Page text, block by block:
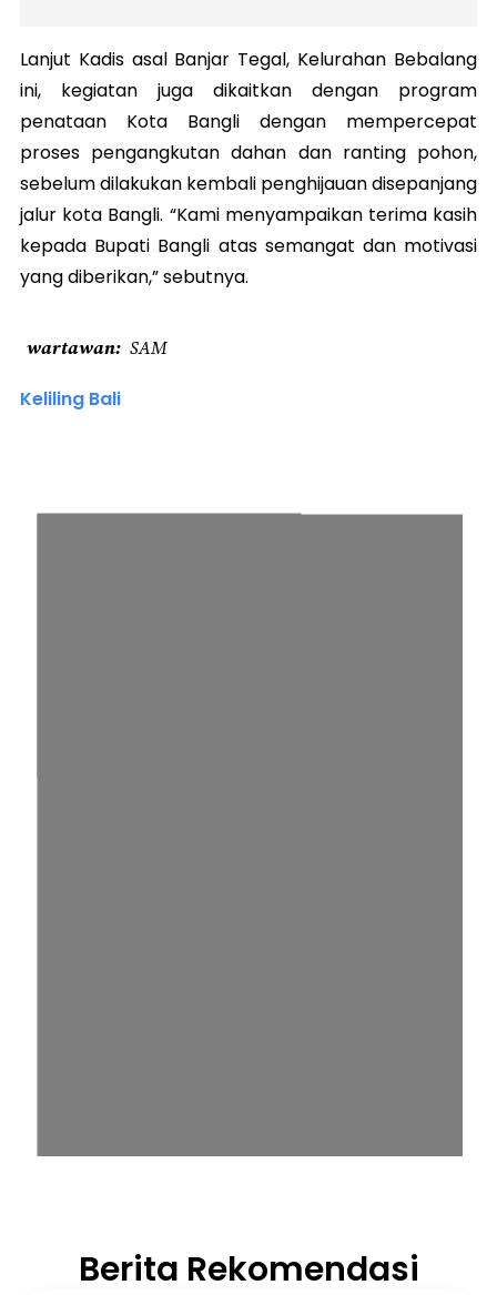
Lanjut Kadis asal Banjar Tegal, Kelurahan Bebalang
ini, kegiatan juga dikaitkan dengan program
penataan Kota Bangli dengan mempercepat
proses pengangkutan dahan dan ranting pohon,
sebelum dilakukan kembali penghijauan disepanjang
jalur kota Bangli. “Kami menyampaikan terima kasih
kepada Bupati Bangli atas semangat dan motivasi
yang diberikan,” sebutnya.
wartawan SAM
Keliling Bali
Berita Rekomendasi